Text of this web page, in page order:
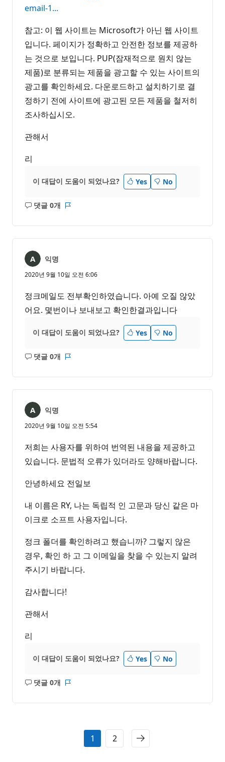
email-1...
참고: 이 웹 사이트는 Microsoft가 아닌 웹 사이트
입니다. 페이지가 정확하고 안전한 정보를 제공하
는 것으로 보입니다. PUP(잠재적으로 원치 않는
제품)로 분류되는 제품을 광고할 수 있는 사이트의
광고를 확인하세요. 다운로드하고 설치하기로 결
정하기 전에 사이트에 광고된 모든 제품을 철저히
조사하십시오.
관해서
리
이 대답이 도움이 되었나요? Yes No
댓글 0개
설
음
익명
2020년 9월 10일 오전 6:06
정크메일도 전부확인하였습니다. 아예 오질 않았
어요. 몇번이나 보내보고 확인한결과입니다
이 대답이 도움이 되었나요? Yes No
댓글 0개
설
음
익명
2020년 9월 10일 오전 5:54
저희는 사용자를 위하여 번역된 내용을 제공하고
있습니다. 문법적 오류가 있더라도 양해바랍니다.
안녕하세요 전일보
내 이름은 RY, 나는 독립적 인 고문과 당신 같은 마
이크로 소프트 사용자입니다.
정크 폴더를 확인하려고 했습니까? 그렇지 않은
경우, 확인 하 고 그 이메일을 찾을 수 있는지 알려
주시기 바랍니다.
감사합니다!
관해서
리
이 대답이 도움이 되었나요? Yes No
댓글 0개
설
1 2